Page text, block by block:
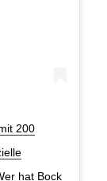
200
hat Bock